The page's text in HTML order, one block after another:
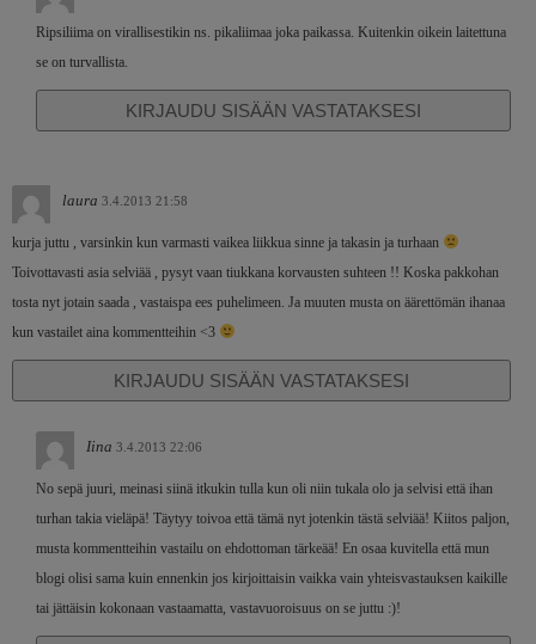
Ripsiliima on virallisestikin ns. pikaliimaa joka paikassa. Kuitenkin oikein laitettuna
se on turvallista.
KIRJAUDU SISÄÄN VASTATAKSESI
laura 3.4.2013 21:58
kurja juttu , varsinkin kun varmasti vaikea liikkua sinne ja takasin ja turhaan
Toivottavasti asia selviää , pysyt vaan tiukkana korvausten suhteen !! Koska pakkohan
tosta nyt jotain saada , vastaispa ees puhelimeen. Ja muuten musta on äärettömän ihanaa
kun vastailet aina kommentteihin <3
KIRJAUDU SISÄÄN VASTATAKSESI
Iina 3.4.2013 22:06
No sepä juuri, meinasi siinä itkukin tulla kun oli niin tukala olo ja selvisi että ihan
turhan takia vieläpä! Täytyy toivoa että tämä nyt jotenkin tästä selviää! Kiitos paljon,
musta kommentteihin vastailu on ehdottoman tärkeää! En osaa kuvitella että mun
blogi olisi sama kuin ennenkin jos kirjoittaisin vaikka vain yhteisvastauksen kaikille
tai jättäisin kokonaan vastaamatta, vastavuoroisuus on se juttu :)!